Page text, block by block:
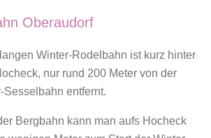
Oberaudorf
Winter-Rodelbahn ist kurz hinter
nur rund 200 Meter von der
Sesselbahn entfernt.
Bergbahn kann man aufs Hocheck